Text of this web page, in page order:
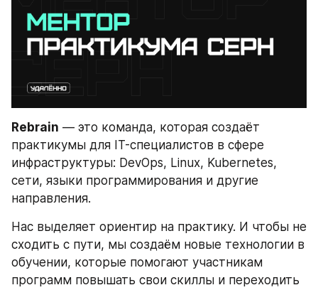
Rebrain — это команда, которая создаёт
практикумы для IT-специалистов в сфере
инфраструктуры: DevOps, Linux, Kubernetes,
сети, языки программирования и другие
направления.
Нас выделяет ориентир на практику. И чтобы не
сходить с пути, мы создаём новые технологии в
обучении, которые помогают участникам
программ повышать свои скиллы и переходить